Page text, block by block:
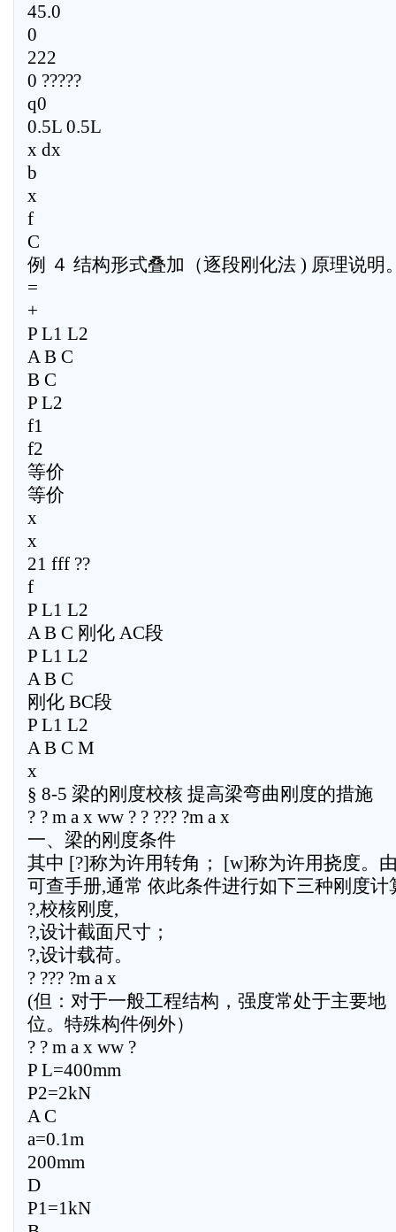
45.0
0
222
0 ?????
q0
0.5L 0.5L
x dx
b
x
f
C
例 ４ 结构形式叠加（逐段刚化法 ) 原理说明
=
+
P L1 L2
A B C
B C
P L2
f1
f2
等价
等价
x
x
21 fff ??
f
P L1 L2
A B C 刚化 AC段
P L1 L2
A B C
刚化 BC段
P L1 L2
A B C M
x
§ 8-5 梁的刚度校核 提高梁弯曲刚度的措施
? ? m a x ww ? ? ??? ?m a x
一、梁的刚度条件
其中 [?]称为许用转角； [w]称为许用挠度。
可查手册,通常 依此条件进行如下三种刚度计
?,校核刚度,
?,设计截面尺寸；
?,设计载荷。
? ??? ?m a x
(但：对于一般工程结构，强度常处于主要地
位。特殊构件例外）
? ? m a x ww ?
P L=400mm
P2=2kN
A C
a=0.1m
200mm
D
P1=1kN